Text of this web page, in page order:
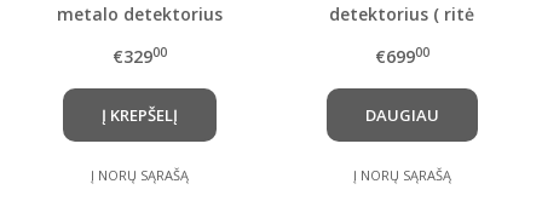
metalo detektorius
€32900
Į KREPŠELĮ
Į NORŲ SĄRAŠĄ
detektorius ( ritė
papildomai
pasirenkamais priedais
€69900
DAUGIAU
Į NORŲ SĄRAŠĄ